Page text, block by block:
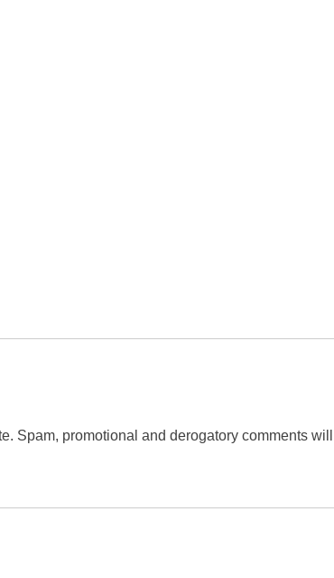
Spam, promotional and derogatory comments